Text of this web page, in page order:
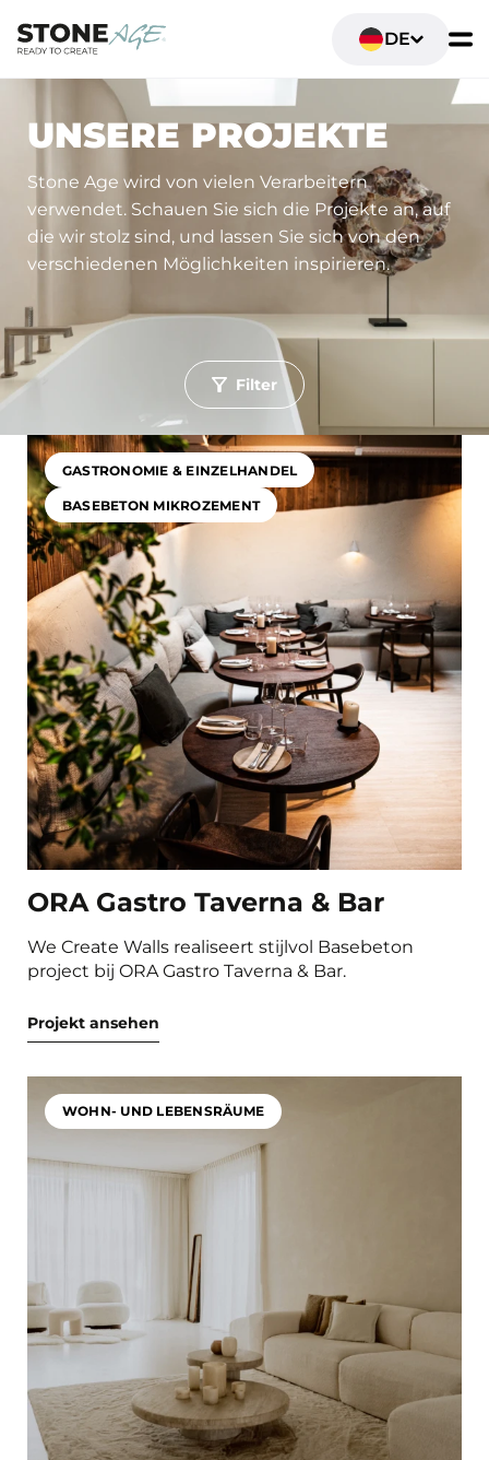
DE
UNSERE PROJEKTE
Stone Age wird von vielen Verarbeitern
verwendet. Schauen Sie sich die Projekte an, auf
die wir stolz sind, und lassen Sie sich von den
verschiedenen Möglichkeiten inspirieren.
Filter
Wohn- und Lebensräume
Sanitär- und Badezimmer
Gastronomie & Einzelhandel
Büro- und Arbeitsräume
Fitness- und Sportbereiche
Product Basebeton Mikrozement
Albrolino
Natureplast
Concrada Microcement 2K
Oxidestuc
Sichtbeton
Beton Ciré
Carrodrain
GASTRONOMIE & EINZELHANDEL
BASEBETON MIKROZEMENT
ORA Gastro Taverna & Bar
We Create Walls realiseert stijlvol Basebeton
project bij ORA Gastro Taverna & Bar.
Projekt ansehen
WOHN- UND LEBENSRÄUME